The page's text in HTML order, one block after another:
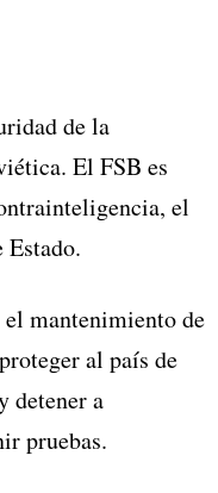
de la
El FSB es
el
mantenimiento de
al país de
detener a
pruebas.